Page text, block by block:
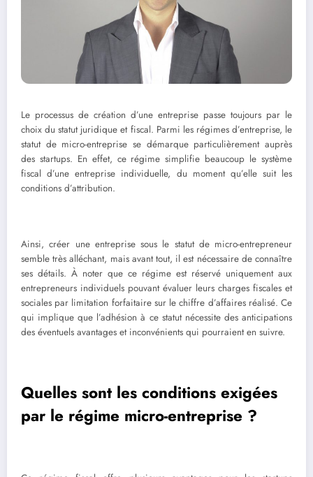
Le processus de création d’une entreprise passe toujours par le
choix du statut juridique et fiscal. Parmi les régimes d’entreprise, le
statut de micro-entreprise se démarque particulièrement auprès
des startups. En effet, ce régime simplifie beaucoup le système
fiscal d’une entreprise individuelle, du moment qu’elle suit les
conditions d’attribution.
Ainsi, créer une entreprise sous le statut de micro-entrepreneur
semble très alléchant, mais avant tout, il est nécessaire de connaître
ses détails. À noter que ce régime est réservé uniquement aux
entrepreneurs individuels pouvant évaluer leurs charges fiscales et
sociales par limitation forfaitaire sur le chiffre d’affaires réalisé. Ce
qui implique que l’adhésion à ce statut nécessite des anticipations
des éventuels avantages et inconvénients qui pourraient en suivre.
Quelles sont les conditions exigées
par le régime micro-entreprise ?